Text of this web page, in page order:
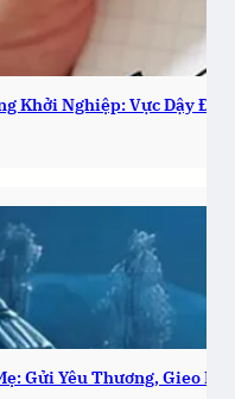
Khởi Nghiệp: Vực Dậy
Gửi Yêu Thương, Gieo